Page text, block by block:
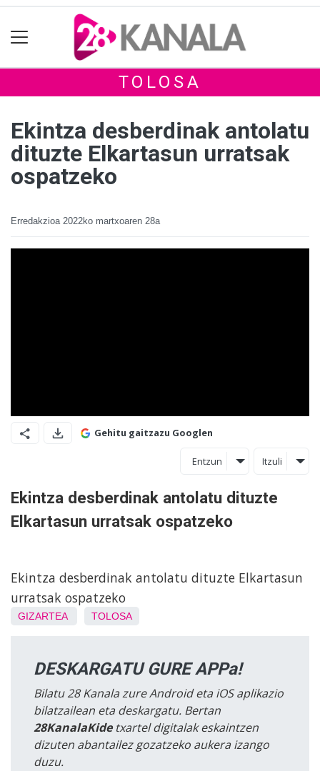
TOLOSA
Ekintza desberdinak antolatu
dituzte Elkartasun urratsak
ospatzeko
Erredakzioa 2022ko martxoaren 28a
Gehitu gaitzazu Googlen
Entzun Itzuli
Ekintza desberdinak antolatu dituzte
Elkartasun urratsak ospatzeko
Ekintza desberdinak antolatu dituzte Elkartasun
urratsak ospatzeko
GIZARTEA TOLOSA
DESKARGATU GURE APPa!
Bilatu 28 Kanala zure Android eta iOS aplikazio
bilatzailean eta deskargatu. Bertan
28KanalaKidetxartel digitalak eskaintzen
dizuten abantailez gozatzeko aukera izango
duzu.